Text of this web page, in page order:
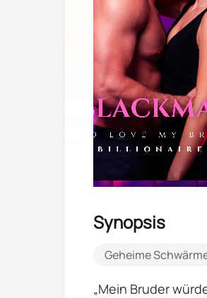
Synopsis
Geheime
„Mein Bruder